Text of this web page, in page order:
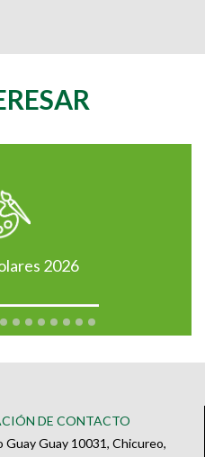
2026
DE CONTACTO
Guay Guay 10031, Chicureo,